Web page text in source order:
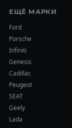
ЕЩЁ МАРКИ
Ford
Porsche
Infiniti
Genesis
Cadillac
Peugeot
SEAT
Geely
Lada